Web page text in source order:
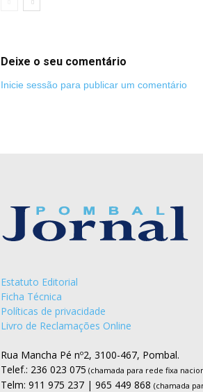
Deixe o seu comentário
Inicie sessão para publicar um comentário
Estatuto Editorial
Ficha Técnica
Políticas de privacidade
Livro de Reclamações Online
Rua Mancha Pé nº2, 3100-467, Pombal.
Telef.: 236 023 075 (chamada para rede fixa
Telm: 911 975 237 | 965 449 868 (chamada